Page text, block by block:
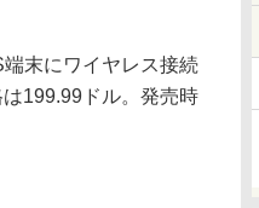
末にワイヤレス接続
199.99ドル。発売時